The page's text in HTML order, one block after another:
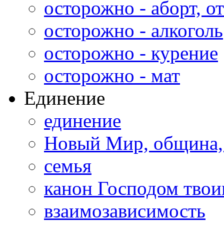
осторожно - аборт,
осторожно - алкоголь
осторожно - курение
осторожно - мат
Единение
единение
Новый Мир,
семья
канон Господом
взаимозависимость